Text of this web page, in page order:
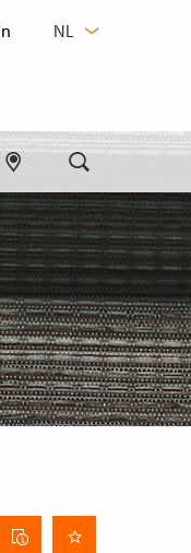
WIJZIGEN
NL
Stofinformatieblad